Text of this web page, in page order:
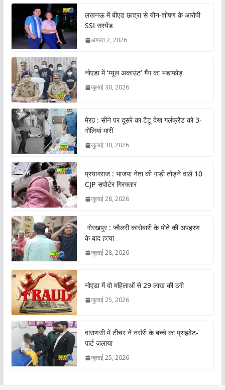
लखनऊ में बीएड छात्रा से यौन-शोषण के आरोपी
SSI सस्पेंड
अगस्त 2, 2026
नोएडा में ‘म्यूल अकाउंट’ गैंग का भंडाफोड़
जुलाई 30, 2026
मेरठ : सीने पर दूसरे का टैटू देख गर्लफ्रेंड को 3-
गोलियां मारीं
जुलाई 30, 2026
प्रयागराज : भाजपा नेता की गाड़ी तोड़ने वाले 10
CJP सपोर्टर गिरफ्तार
जुलाई 28, 2026
गोरखपुर : ज्वैलरी कारोबारी के पोते की अपहरण
के बाद हत्या
जुलाई 28, 2026
नोएडा में दो महिलाओं से 29 लाख की ठगी
जुलाई 25, 2026
वाराणसी में टीचर ने नर्सरी के बच्चे का प्राइवेट-
पार्ट जलाया
जुलाई 25, 2026